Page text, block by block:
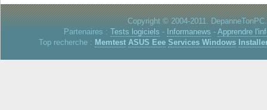
Copyright © 2004-2011.
Partenaires : Tests logiciels - Informanews - Apprendre
Top recherche : Memtest ASUS Eee Services Windows